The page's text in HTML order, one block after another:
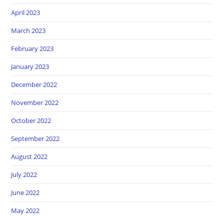
April 2023
March 2023
February 2023
January 2023
December 2022
November 2022
October 2022
September 2022
August 2022
July 2022
June 2022
May 2022